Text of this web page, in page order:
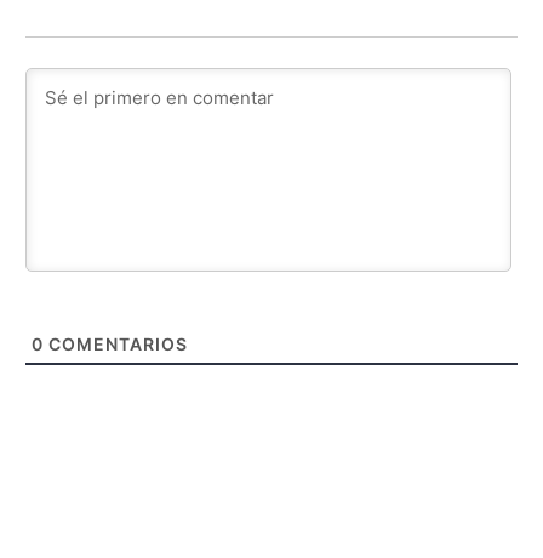
0 COMENTARIOS